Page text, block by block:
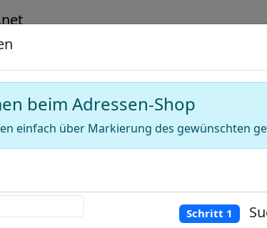
Karte für Adressen
+
−
polygon
a
Draw
beim Adressen-Shop
einfach über Markierung des gewünschten
Schritt 1